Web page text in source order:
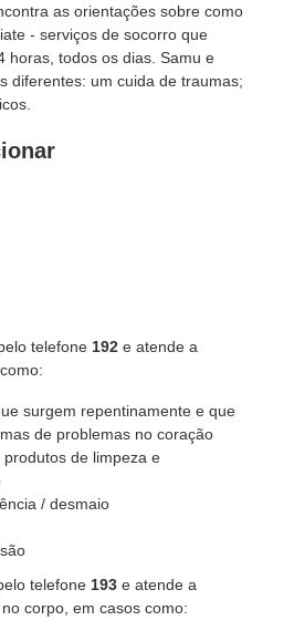
as orientações sobre como
- serviços de socorro que
horas, todos os dias. Samu e
diferentes: um cuida de traumas;
telefone 192 e atende a
surgem repentinamente e que
de problemas no coração
produtos de limpeza e
/ desmaio
telefone 193 e atende a
corpo, em casos como: